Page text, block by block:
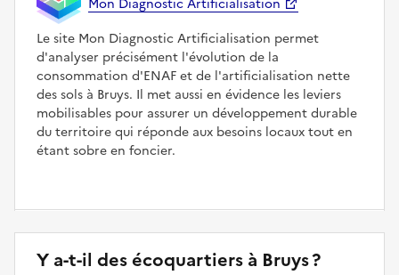
Mon Diagnostic Artificialisation
Le site Mon Diagnostic Artificialisation permet
d'analyser précisément l'évolution de la
consommation d'ENAF et de l'artificialisation nette
des sols à Bruys. Il met aussi en évidence les leviers
mobilisables pour assurer un développement durable
du territoire qui réponde aux besoins locaux tout en
étant sobre en foncier.
Y a-t-il des écoquartiers à Bruys ?